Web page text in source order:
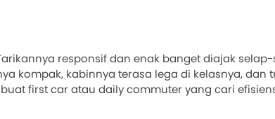
responsif dan enak banget diajak
kompak, kabinnya terasa lega di kelasnya, dan
first car atau daily commuter yang cari